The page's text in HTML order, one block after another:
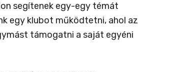
segítenek egy-egy témát
egy klubot működtetni, ahol az
támogatni a saját egyéni